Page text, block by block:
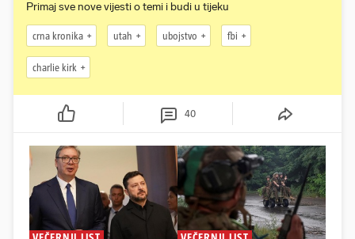
Primaj sve nove vijesti o temi i budi u tijeku
crna kronika utah ubojstvo fbi
charlie kirk
40